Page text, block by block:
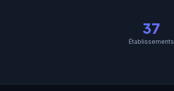
37
Établissements